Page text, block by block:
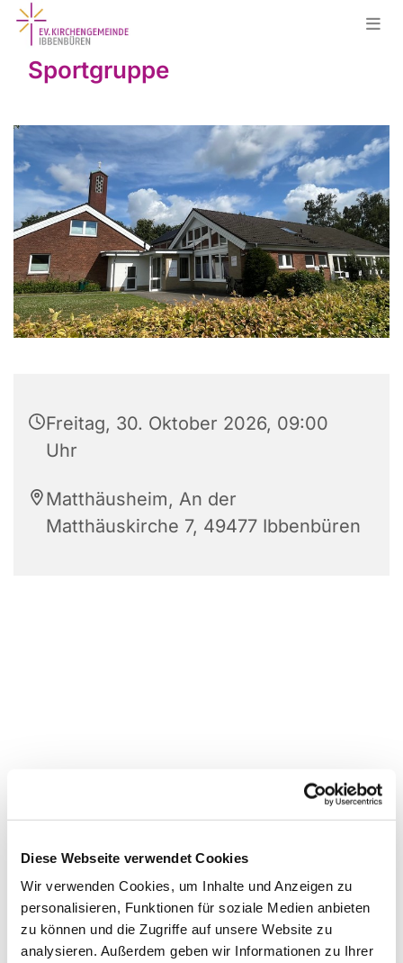
Diese Webseite verwendet Cookies
Wir verwenden Cookies, um Inhalte und Anzeigen zu
personalisieren, Funktionen für soziale Medien anbieten
zu können und die Zugriffe auf unsere Website zu
analysieren. Außerdem geben wir Informationen zu Ihrer
Sportgruppe
Freitag, 30. Oktober 2026, 09:00
Uhr
Matthäusheim, An der
Matthäuskirche 7, 49477 Ibbenbüren